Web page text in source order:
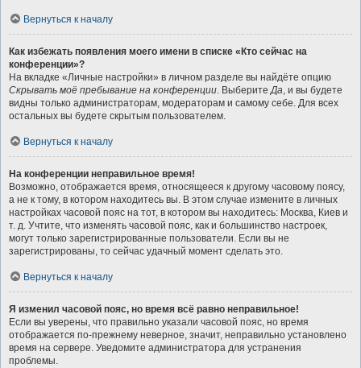
Вернуться к началу
Как избежать появления моего имени в списке «Кто сейчас на
конференции»?
На вкладке «Личные настройки» в личном разделе вы найдёте опцию
Скрывать моё пребывание на конференции. ВыберитеДа, и вы будете
видны только администраторам, модераторам и самому себе. Для всех
остальных вы будете скрытым пользователем.
Вернуться к началу
На конференции неправильное время!
Возможно, отображается время, относящееся к другому часовому поясу,
а не к тому, в котором находитесь вы. В этом случае измените в личных
настройках часовой пояс на тот, в котором вы находитесь: Москва, Киев и
т. д. Учтите, что изменять часовой пояс, как и большинство настроек,
могут только зарегистрированные пользователи. Если вы не
зарегистрированы, то сейчас удачный момент сделать это.
Вернуться к началу
Я изменил часовой пояс, но время всё равно неправильное!
Если вы уверены, что правильно указали часовой пояс, но время
отображается по-прежнему неверное, значит, неправильно установлено
время на сервере. Уведомите администратора для устранения
проблемы.